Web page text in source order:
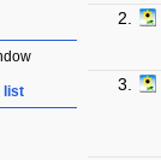
list
2.
3.